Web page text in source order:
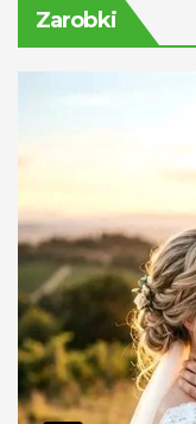
Zarobki